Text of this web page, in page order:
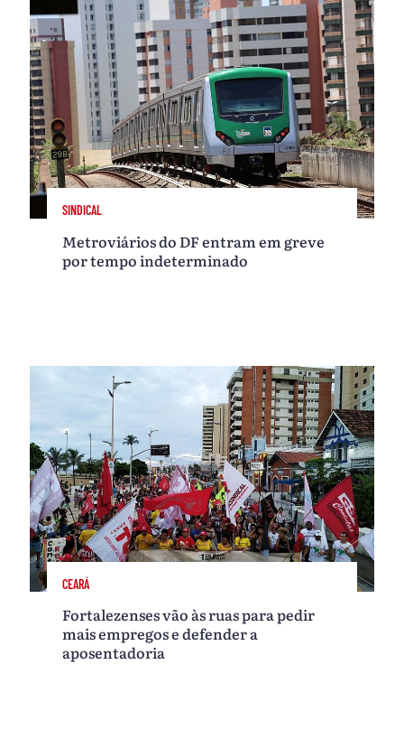
SINDICAL
Metroviários do DF entram em greve
por tempo indeterminado
CEARÁ
Fortalezenses vão às ruas para pedir
mais empregos e defender a
aposentadoria